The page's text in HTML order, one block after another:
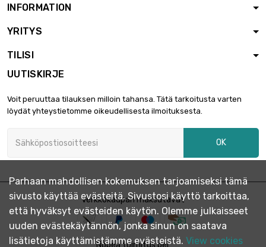
INFORMATION
YRITYS
TILISI
UUTISKIRJE
Voit peruuttaa tilauksen milloin tahansa. Tätä tarkoitusta varten
löydät yhteystietomme oikeudellisesta ilmoituksesta.
OK
Verkkokaupan maksutavat
Parhaan mahdollisen kokemuksen tarjoamiseksi tämä
sivusto käyttää evästeitä. Sivustosi käyttö tarkoittaa,
että hyväksyt evästeiden käytön. Olemme julkaisseet
uuden evästekäytännön, jonka sinun on saatava
lisätietoja käyttämistämme evästeistä. View cookies